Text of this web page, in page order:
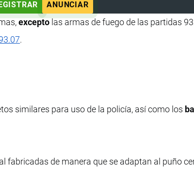
ANUNCIAR
excepto las armas de fuego de las partidas
.
similares para uso de la policía, así como los
fabricadas de manera que se adaptan al puño